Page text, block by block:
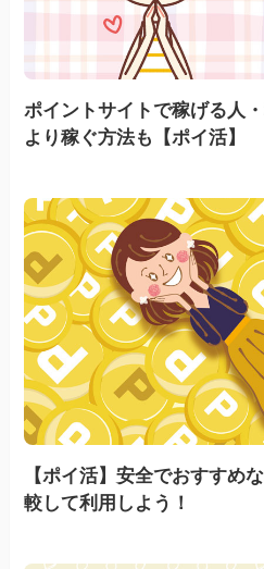
ポイントサイトで稼げる人
より稼ぐ方法も【ポイ活】
【ポイ活】安全でおすすめ
較して利用しよう！